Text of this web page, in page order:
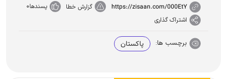
https://zisaan.com/000EtY گزارش خطا پسندها0
اشتراک گذاری
برچسب ها: پاکستان